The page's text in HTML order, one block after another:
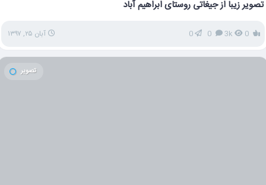
تصویر زیبا از جیغاتی روستای ابراهیم آباد
3k
0 آبان ۲۵, ۱۳۹۷
تصویر